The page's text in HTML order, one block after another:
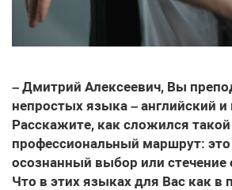
– Дмитрий Алексеевич, Вы
непростых языка – английский и
Расскажите, как сложился такой
профессиональный маршрут:
осознанный выбор или стечение
Что в этих языках для Вас как в